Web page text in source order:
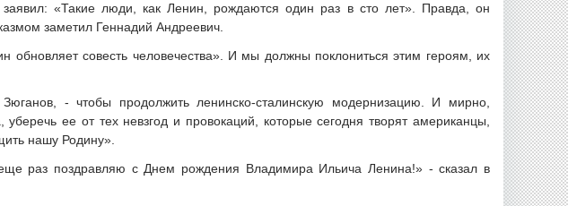
«Такие люди, как Ленин, рождаются один раз в сто лет». Правда, он
заметил Геннадий Андреевич.
совесть человечества». И мы должны поклониться этим героям, их
- чтобы продолжить ленинско-сталинскую модернизацию. И мирно,
ее от тех невзгод и провокаций, которые сегодня творят американцы,
нашу Родину».
раз поздравляю с Днем рождения Владимира Ильича Ленина!» - сказал в